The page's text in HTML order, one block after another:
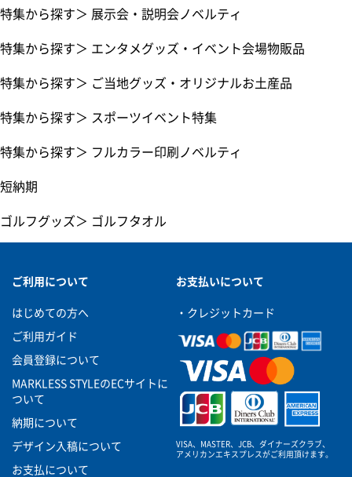
特集から探す＞ 展示会・説明会ノベルティ
特集から探す＞ エンタメグッズ・イベント会場物販品
特集から探す＞ ご当地グッズ・オリジナルお土産品
特集から探す＞ スポーツイベント特集
特集から探す＞ フルカラー印刷ノベルティ
短納期
ゴルフグッズ＞ ゴルフタオル
ご利用について
はじめての方へ
ご利用ガイド
会員登録について
MARKLESS STYLEのECサイトに
ついて
納期について
デザイン入稿について
お支払について
お支払いについて
・クレジットカード
VISA、MASTER、JCB、ダイナーズクラブ、
アメリカンエキスプレスがご利用頂けます。